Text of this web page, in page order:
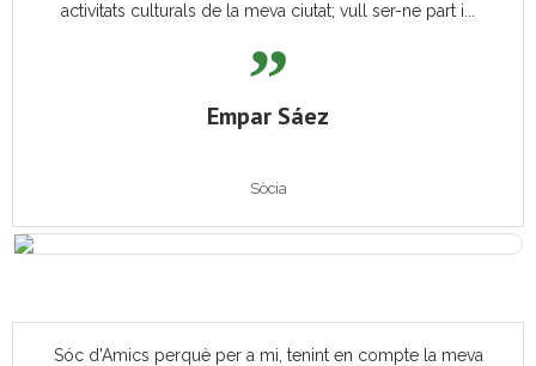
activitats culturals de la meva ciutat; vull ser-ne part i...
Empar Sáez
Sòcia
Sóc d'Amics perquè per a mi, tenint en compte la meva